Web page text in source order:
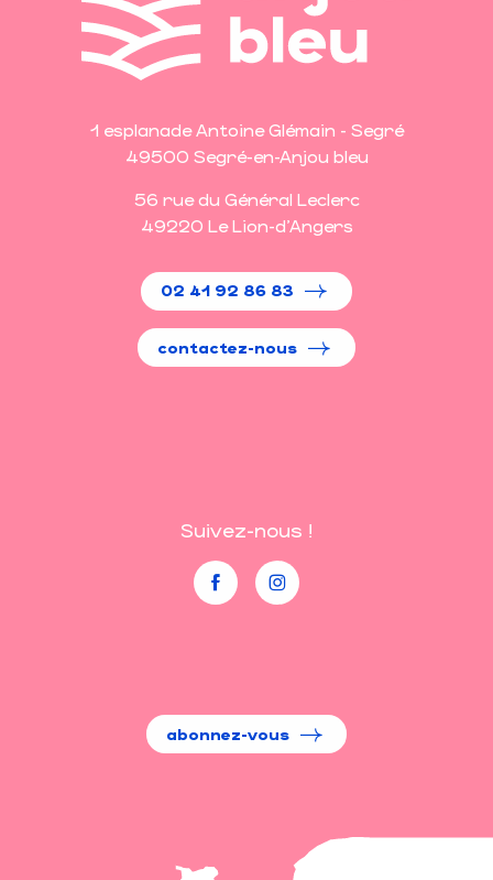
1 esplanade Antoine Glémain - Segré
49500 Segré-en-Anjou bleu
56 rue du Général Leclerc
49220 Le Lion-d'Angers
02 41 92 86 83
contactez-nous
Suivez-nous !
abonnez-vous